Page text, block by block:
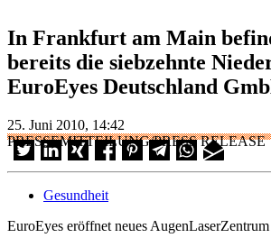
In Frankfurt am Main
bereits die siebzehnte
EuroEyes Deutschland
25. Juni 2010, 14:42
PRESSEMITTEILUNG/PRESS RELEASE
Gesundheit
EuroEyes eröffnet neues